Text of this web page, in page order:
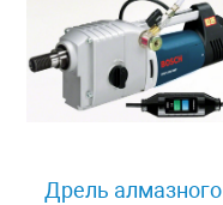
Дрель алмазного